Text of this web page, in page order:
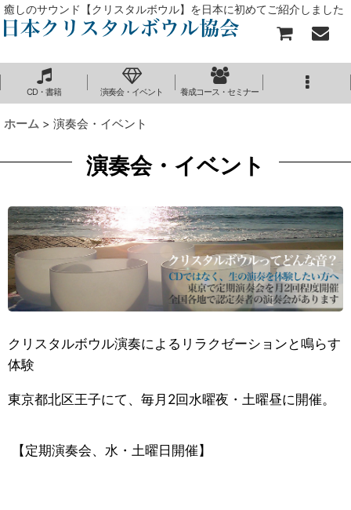
癒しのサウンド【クリスタルボウル】を日本に初めてご紹介しました
CD・書籍 演奏会・イベント 養成コース・セミナー
ホーム > 演奏会・イベント
演奏会・イベント
クリスタルボウル演奏によるリラクゼーションと鳴らす
体験
東京都北区王子にて、毎月2回水曜夜・土曜昼に開催。
【定期演奏会、水・土曜日開催】